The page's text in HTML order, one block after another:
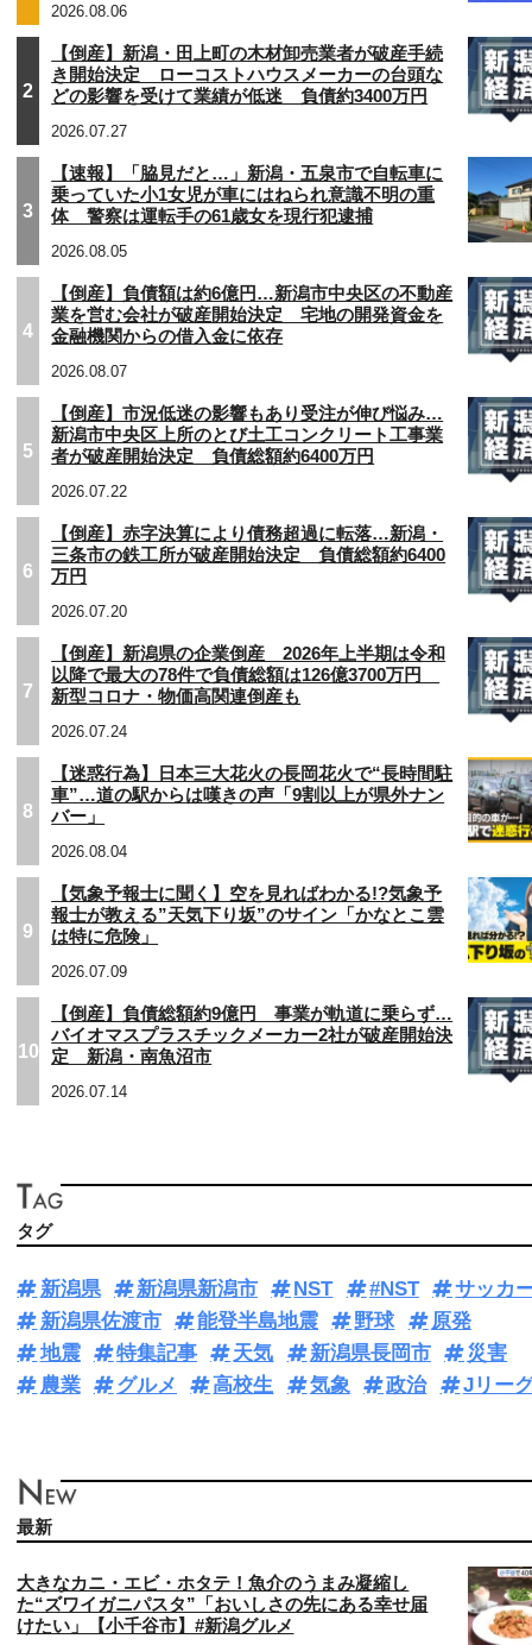
2026.08.06
2
【倒産】新潟・田上町の木材卸売業者が破産手続
き開始決定 ローコストハウスメーカーの台頭な
どの影響を受けて業績が低迷 負債約3400万円
2026.07.27
3
【速報】「脇見だと…」新潟・五泉市で自転車に
乗っていた小1女児が車にはねられ意識不明の重
体 警察は運転手の61歳女を現行犯逮捕
2026.08.05
4
【倒産】負債額は約6億円…新潟市中央区の不動産
業を営む会社が破産開始決定 宅地の開発資金を
金融機関からの借入金に依存
2026.08.07
5
【倒産】市況低迷の影響もあり受注が伸び悩み…
新潟市中央区上所のとび土工コンクリート工事業
者が破産開始決定 負債総額約6400万円
2026.07.22
6
【倒産】赤字決算により債務超過に転落…新潟・
三条市の鉄工所が破産開始決定 負債総額約6400
万円
2026.07.20
7
【倒産】新潟県の企業倒産 2026年上半期は令和
以降で最大の78件で負債総額は126億3700万円
新型コロナ・物価高関連倒産も
2026.07.24
8
【迷惑行為】日本三大花火の長岡花火で“長時間駐
車”…道の駅からは嘆きの声「9割以上が県外ナン
バー」
2026.08.04
9
【気象予報士に聞く】空を見ればわかる!?気象予
報士が教える”天気下り坂”のサイン「かなとこ雲
は特に危険」
2026.07.09
10
【倒産】負債総額約9億円 事業が軌道に乗らず…
バイオマスプラスチックメーカー2社が破産開始決
定 新潟・南魚沼市
2026.07.14
タグ
新潟県 新潟県新潟市 NST #NST
サッカ
新潟県佐渡市
能登半島地震 野球
原発
地震
特集記事 天気 新潟県長岡市
災害
農業
グルメ 高校生 気象 政治 Jリー
最新
大きなカニ・エビ・ホタテ！魚介のうまみ凝縮し
た“ズワイガニパスタ”「おいしさの先にある幸せ届
けたい」【小千谷市】#新潟グルメ